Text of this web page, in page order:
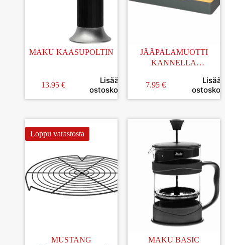
MAKU KAASUPOLTIN
13.95 €
Lisää
ostoskoriin
JÄÄPALAMUOTTI
KANNELLA
7.95 €
Lisää
Loppu varastosta
MUSTANG
MAKU BASIC